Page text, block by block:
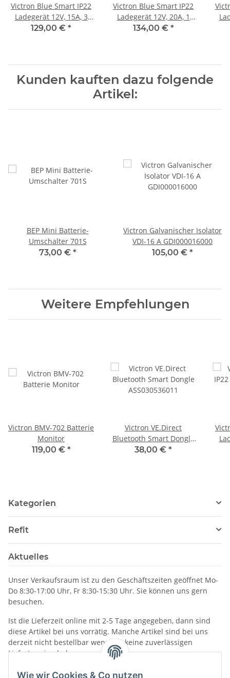
Wie wir Cookies & Co nutzen
Victron Blue Smart IP22
Ladegerät 12V, 15A, 3
Ausgänge, mit Bluetooth
129,00 € *
Victron Blue Smart IP22
Ladegerät 12V, 20A, 1
Ausgang, mit Bluetooth
134,00 € *
Kunden kauften dazu folgende
Artikel:
BEP Mini Batterie-
Umschalter 701S
73,00 € *
Victron Galvanischer Isolator
VDI-16 A GDI000016000
105,00 € *
Weitere Empfehlungen
Victron BMV-702 Batterie
Monitor
119,00 € *
Victron VE.Direct
Bluetooth Smart Dongle
ASS030536011
38,00 € *
Kategorien
Refit
Aktuelles
Unser Verkaufsraum ist zu den Geschäftszeiten geöffnet Mo-
Do 8:30-17:00 Uhr, Fr 8:30-15:30 Uhr. Sie können uns gern
besuchen.
Ist die Lieferzeit online mit 2-5 Tage angegeben, dann sind
diese Artikel bei uns vorrätig. Manche Artikel sind bei uns
derzeit nicht bestellbar wenn wir keine zuverlässigen
Liefertermine haben.
Informationen